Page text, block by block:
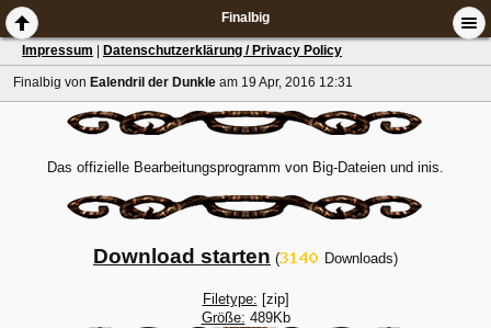
Finalbig
Impressum Datenschutzerklärung / Privacy Policy
Finalbig von Ealendril der Dunkle am 19 Apr, 2016 12:31
Das offizielle Bearbeitungsprogramm von Big-Dateien und inis.
Download starten ( Downloads)
Filetype: [zip]
Größe: 489Kb